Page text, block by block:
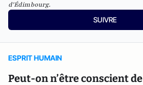
d'Édimbourg.
SUIVRE
ESPRIT HUMAIN
Peut-on n’être conscient de